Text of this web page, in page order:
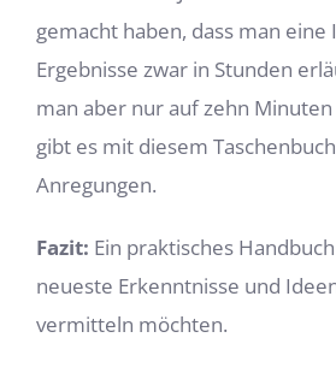
gemacht haben, dass man eine
Ergebnisse zwar in Stunden
man aber nur auf zehn
gibt es mit diesem
Anregungen.
Fazit: Ein praktisches
neueste Erkenntnisse und
vermitteln möchten.